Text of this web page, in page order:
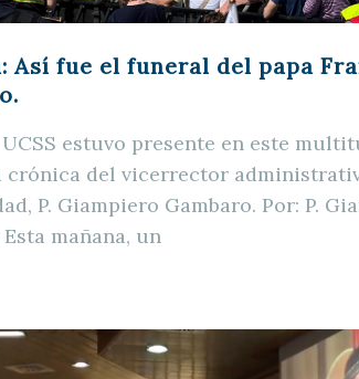
Así fue el funeral del papa
estuvo presente en este
crónica del vicerrector
P. Giampiero Gambaro. Por: P.
mañana, un